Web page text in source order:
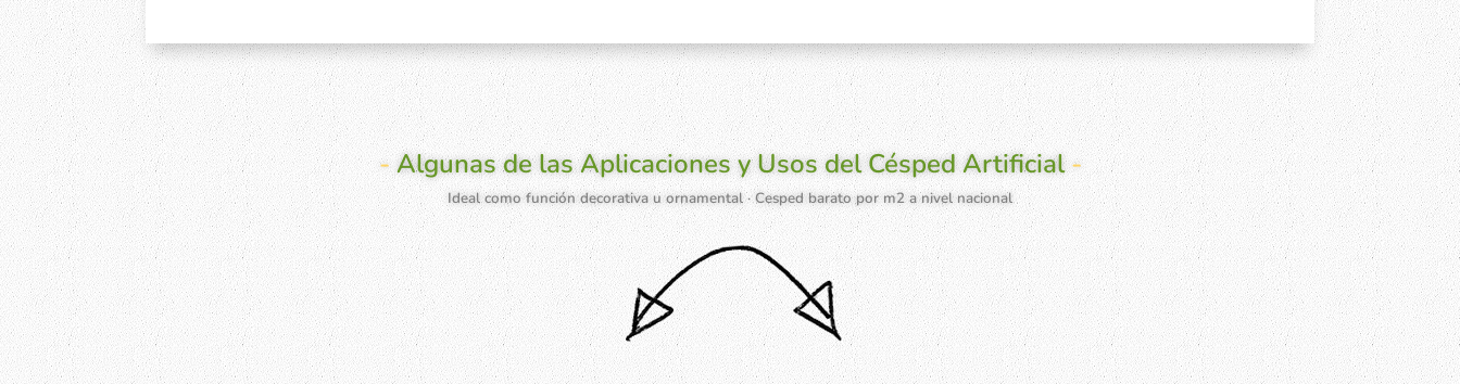
-Algunas de las Aplicaciones y Usos del Césped Artificial-
Ideal comofunción decorativau ornamental ·Cesped baratopor m2 a nivel nacional